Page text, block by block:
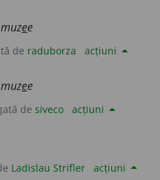
muzee
de raduborza acțiuni
muzee
de siveco acțiuni
Ladislau Strifler acțiuni